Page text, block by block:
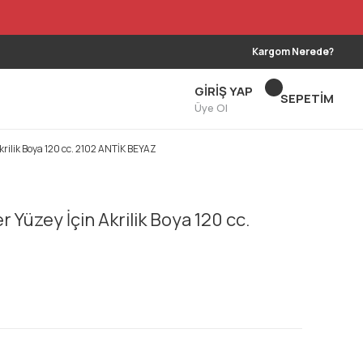
Kargom Nerede?
GİRİŞ YAP
Üye Ol
SEPETİM
Boya 120 cc. 2102 ANTİK BEYAZ
Yüzey İçin Akrilik Boya 120 cc.